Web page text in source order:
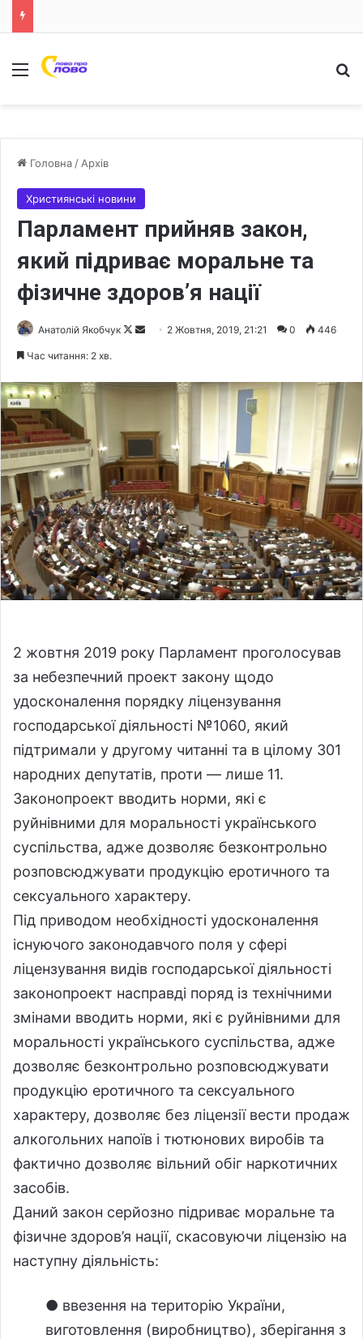
Меню
Головна / Архів
Християнські новини
Парламент прийняв закон,
який підриває моральне та
фізичне здоров’я нації
Анатолій Якобчук
F
n
X
m
a
i
l
2 Жовтня, 2019, 21:21 0 446
Час читання: 2 хв.
2 жовтня 2019 року Парламент проголосував
за небезпечний проект закону щодо
удосконалення порядку ліцензування
господарської діяльності №1060, який
підтримали у другому читанні та в цілому 301
народних депутатів, проти — лише 11.
Законопроект вводить норми, які є
руйнівними для моральності українського
суспільства, адже дозволяє безконтрольно
розповсюджувати продукцію еротичного та
сексуального характеру.
Під приводом необхідності удосконалення
існуючого законодавчого поля у сфері
ліцензування видів господарської діяльності
законопроект насправді поряд із технічними
змінами вводить норми, які є руйнівними для
моральності українського суспільства, адже
дозволяє безконтрольно розповсюджувати
продукцію еротичного та сексуального
характеру, дозволяє без ліцензії вести продаж
алкогольних напоїв і тютюнових виробів та
фактично дозволяє вільний обіг наркотичних
засобів.
Даний закон серйозно підриває моральне та
фізичне здоров’я нації, скасовуючи ліцензію на
наступну діяльність:
● ввезення на територію України,
виготовлення (виробництво), зберігання з